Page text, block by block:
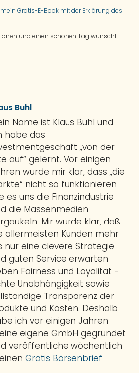
Gratis-E-Book mit der Erklärung des
und einen schönen Tag wünscht
Buhl
Name ist Klaus Buhl und
habe das
„von der
auf“ gelernt. Vor einigen
wurde mir klar, dass „die
nicht so funktionieren
es uns die Finanzindustrie
die Massenmedien
Mir wurde klar, daß
allermeisten Kunden mehr
nur eine clevere Strategie
guten Service erwarten
Fairness und Loyalität -
Unabhängigkeit sowie
Transparenz der
und Kosten. Deshalb
ich vor einigen Jahren
eigene GmbH gegründet
veröffentliche wöchentlich
Gratis Börsenbrief